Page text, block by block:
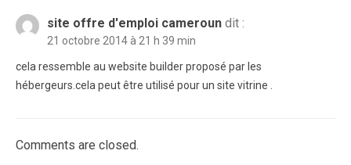
site offre d'emploi cameroun dit :
21 octobre 2014 à 21 h 39 min
cela ressemble au website builder proposé par les
hébergeurs.cela peut être utilisé pour un site vitrine .
Comments are closed.